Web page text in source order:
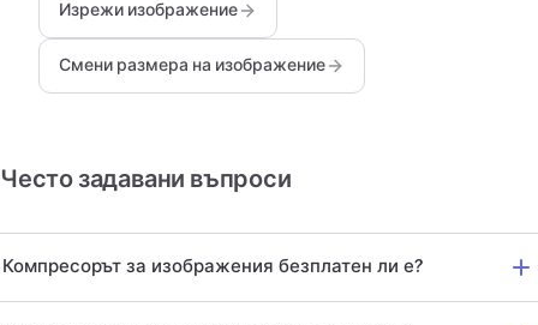
Изрежи изображение
Смени размера на изображение
Често задавани въпроси
Компресорът за изображения безплатен ли е?